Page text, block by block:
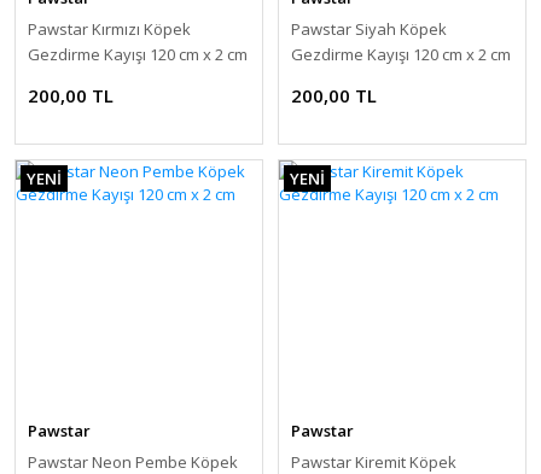
Pawstar Kırmızı Köpek
Gezdirme Kayışı 120 cm x 2 cm
200,00 TL
Pawstar Siyah Köpek
Gezdirme Kayışı 120 cm x 2 cm
200,00 TL
YENİ
Pawstar
Pawstar Neon Pembe Köpek
YENİ
Pawstar
Pawstar Kiremit Köpek